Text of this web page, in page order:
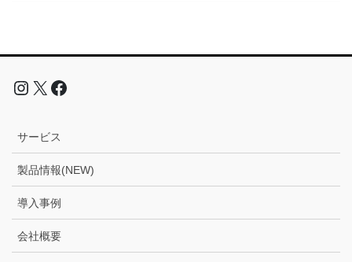
サービス
製品情報(NEW)
導入事例
会社概要